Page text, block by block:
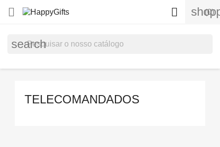
 (0)

search
TELECOMANDADOS